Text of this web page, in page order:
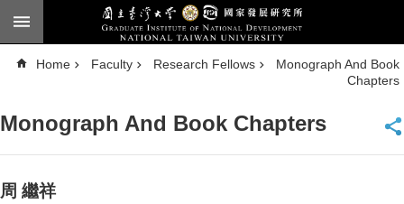
Skip to main content
d
c
e
S
Home Faculty Research Fellows
Monograph And Book
Chapters
Monograph And Book Chapters
周 繼祥